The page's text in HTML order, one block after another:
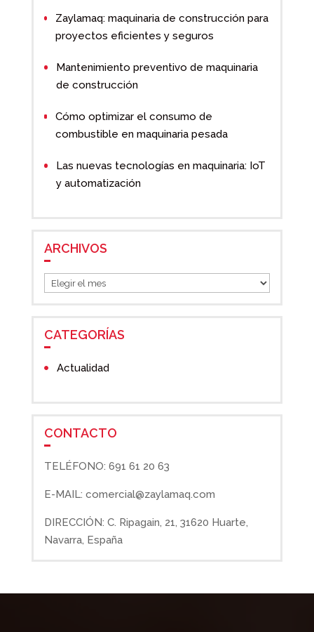
Zaylamaq: maquinaria de construcción para
proyectos eficientes y seguros
Mantenimiento preventivo de maquinaria
de construcción
Cómo optimizar el consumo de
combustible en maquinaria pesada
Las nuevas tecnologías en maquinaria: IoT
y automatización
ARCHIVOS
Archivos
CATEGORÍAS
Actualidad
CONTACTO
TELÉFONO: 691 61 20 63
E-MAIL: comercial@zaylamaq.com
DIRECCIÓN: C. Ripagain, 21, 31620 Huarte,
Navarra, España